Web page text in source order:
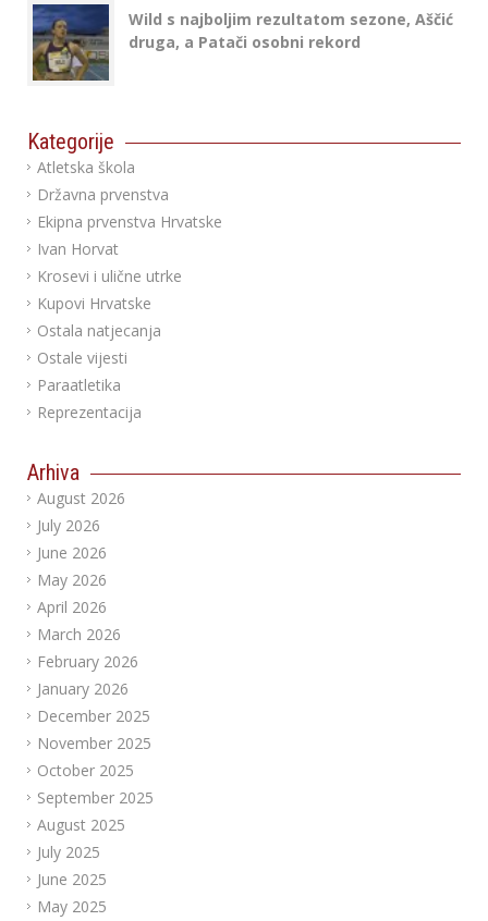
Wild s najboljim rezultatom sezone, Aščić
druga, a Patači osobni rekord
Kategorije
Atletska škola
Državna prvenstva
Ekipna prvenstva Hrvatske
Ivan Horvat
Krosevi i ulične utrke
Kupovi Hrvatske
Ostala natjecanja
Ostale vijesti
Paraatletika
Reprezentacija
Arhiva
August 2026
July 2026
June 2026
May 2026
April 2026
March 2026
February 2026
January 2026
December 2025
November 2025
October 2025
September 2025
August 2025
July 2025
June 2025
May 2025